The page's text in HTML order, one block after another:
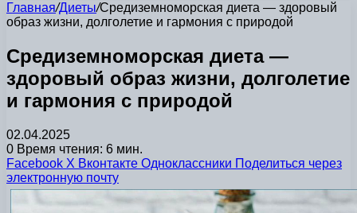
Главная/Диеты/Средиземноморская диета — здоровый
образ жизни, долголетие и гармония с природой
Средиземноморская диета —
здоровый образ жизни, долголетие
и гармония с природой
02.04.2025
0 Время чтения: 6 мин.
Facebook X Вконтакте Одноклассники Поделиться через
электронную почту